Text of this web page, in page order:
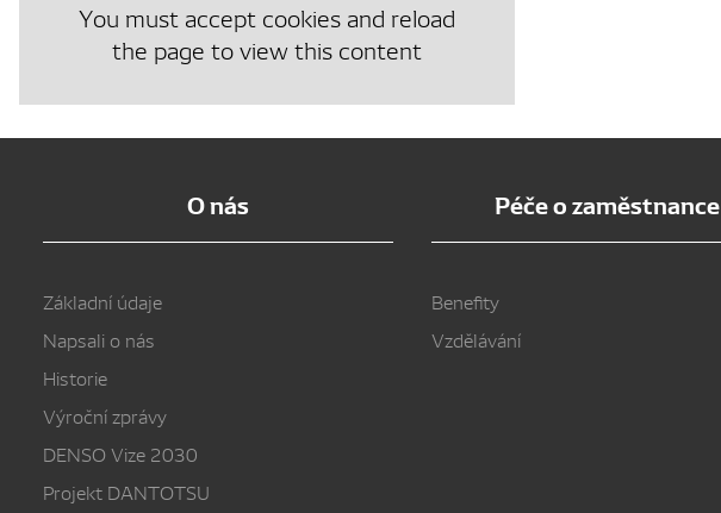
You must accept cookies and reload
the page to view this content
O nás
Základní údaje
Napsali o nás
Historie
Výroční zprávy
DENSO Vize 2030
Projekt DANTOTSU
Péče o zaměstnance
Benefity
Vzdělávání